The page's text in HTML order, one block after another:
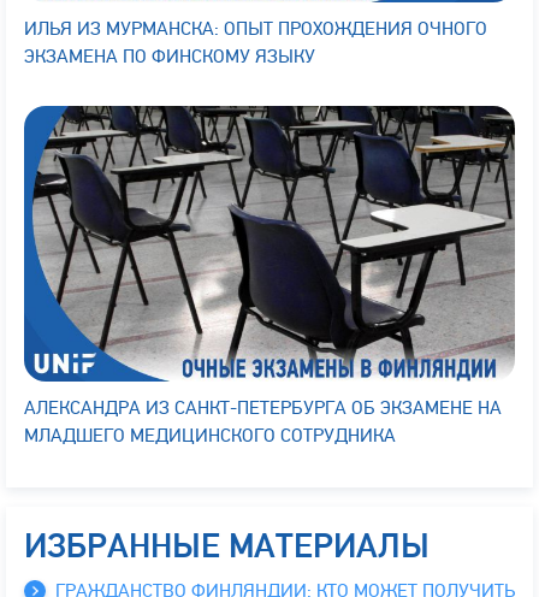
ИЛЬЯ ИЗ МУРМАНСКА: ОПЫТ ПРОХОЖДЕНИЯ ОЧНОГО
ЭКЗАМЕНА ПО ФИНСКОМУ ЯЗЫКУ
АЛЕКСАНДРА ИЗ САНКТ-ПЕТЕРБУРГА ОБ ЭКЗАМЕНЕ НА
МЛАДШЕГО МЕДИЦИНСКОГО СОТРУДНИКА
ИЗБРАННЫЕ МАТЕРИАЛЫ
ГРАЖДАНСТВО ФИНЛЯНДИИ: КТО МОЖЕТ ПОЛУЧИТЬ